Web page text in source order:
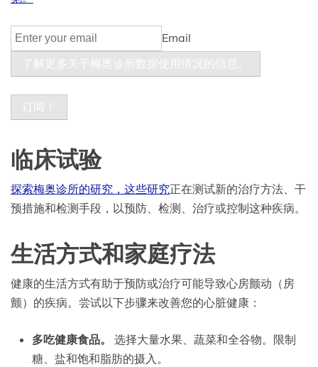
Email
了解更多关于梅奥诊所数据使用情况的信息。
订阅！
临床试验
探索梅奥诊所的研究，这些研究正在测试新的治疗方法、干
预措施和检测手段，以预防、检测、治疗或控制这种疾病。
生活方式和家庭疗法
健康的生活方式有助于预防或治疗可能导致心房颤动（房
颤）的疾病。尝试以下步骤来改善您的心脏健康：
多吃健康食品。
选择大量水果、蔬菜和全谷物。限制
糖、盐和饱和脂肪的摄入。